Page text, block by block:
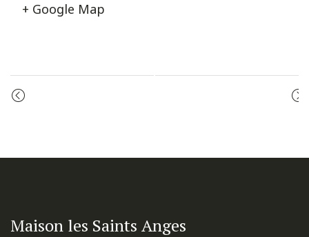
+ Google Map
Event
Maison les Saints Anges